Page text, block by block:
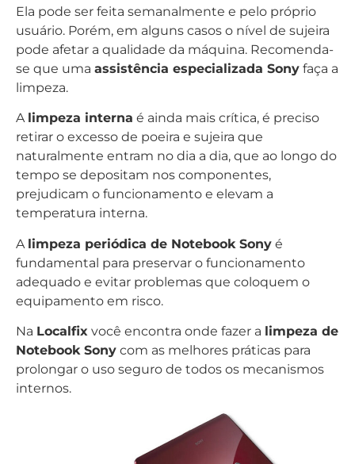
Ela pode ser feita semanalmente e pelo próprio
usuário. Porém, em alguns casos o nível de sujeira
pode afetar a qualidade da máquina. Recomenda-
se que uma assistência especializada Sony faça a
limpeza.
A limpeza interna é ainda mais crítica, é preciso
retirar o excesso de poeira e sujeira que
naturalmente entram no dia a dia, que ao longo do
tempo se depositam nos componentes,
prejudicam o funcionamento e elevam a
temperatura interna.
A limpeza periódica de Notebook Sony é
fundamental para preservar o funcionamento
adequado e evitar problemas que coloquem o
equipamento em risco.
Na Localfix você encontra onde fazer a limpeza de
Notebook Sony com as melhores práticas para
prolongar o uso seguro de todos os mecanismos
internos.